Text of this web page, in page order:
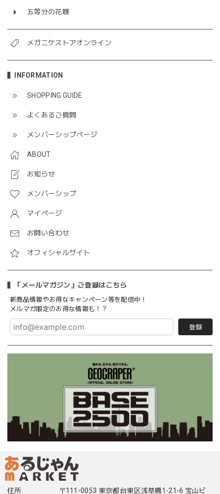
五等分の花嫁
メガニケストアオンライン
INFORMATION
SHOPPING GUIDE
よくあるご質問
メンバーシップページ
ABOUT
お知らせ
メンバーシップ
マイページ
お問い合わせ
オフィシャルサイト
「メールマガジン」ご登録はこちら
新商品情報やお得なキャンペーン等を配信中！
メルマガ限定のお得な情報も！？
登録
住所
〒111-0053 東京都台東区浅草橋1-21-6 宝山ビ